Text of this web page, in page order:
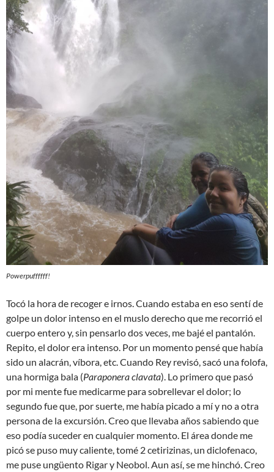
Powerpuffffff!
Tocó la hora de recoger e irnos. Cuando estaba en eso sentí de
golpe un dolor intenso en el muslo derecho que me recorrió el
cuerpo entero y, sin pensarlo dos veces, me bajé el pantalón.
Repito, el dolor era intenso. Por un momento pensé que había
sido un alacrán, víbora, etc. Cuando Rey revisó, sacó una folofa,
una hormiga bala (Paraponera clavata). Lo primero que pasó
por mi mente fue medicarme para sobrellevar el dolor; lo
segundo fue que, por suerte, me había picado a mí y no a otra
persona de la excursión. Creo que llevaba años sabiendo que
eso podía suceder en cualquier momento. El área donde me
picó se puso muy caliente, tomé 2 cetirizinas, un diclofenaco,
me puse ungüento Rigar y Neobol. Aun así, se me hinchó. Creo